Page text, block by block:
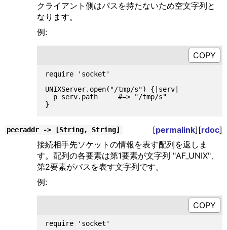
クライアント側はパスを持たないため空文字列と
なります。
例:
require 'socket'
UNIXServer.open("/tmp/s") {|serv|
  p serv.path     #=> "/tmp/s"
peeraddr -> [String, String] [permalink][rdoc]
接続相手先ソケットの情報を表す配列を返しま
す。配列の各要素は第1要素が文字列 "AF_UNIX"、
第2要素がパスを表す文字列です。
例:
require 'socket'